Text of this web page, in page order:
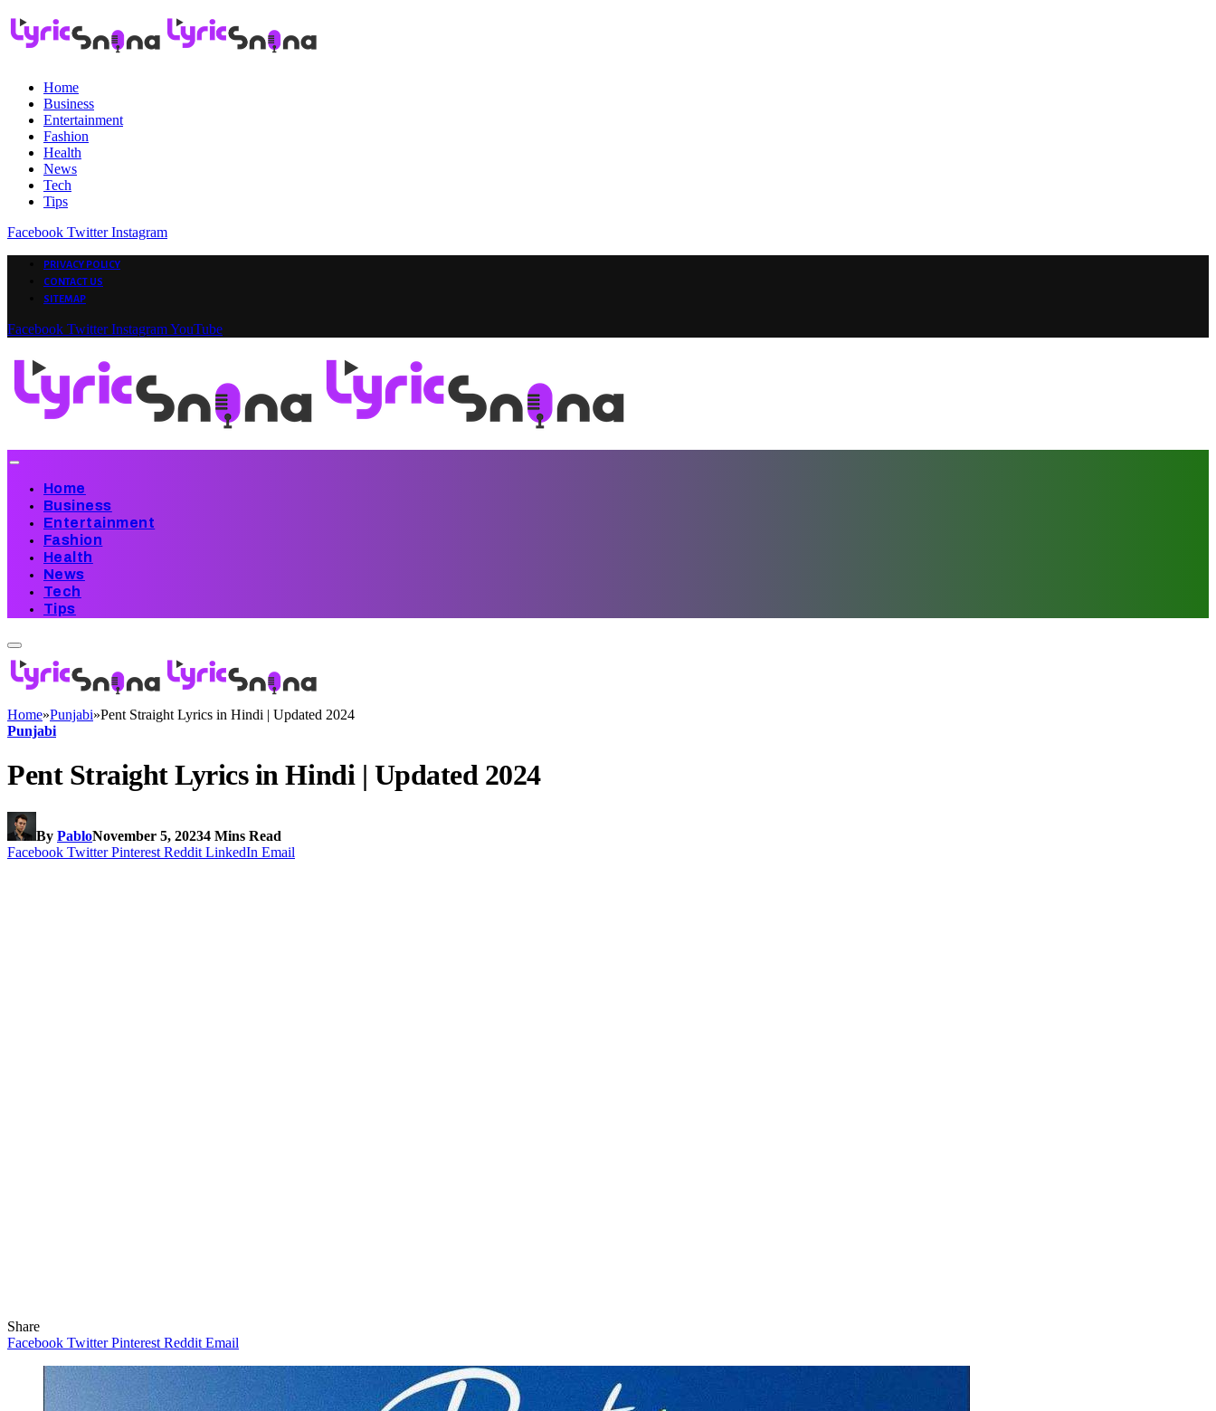
Home
Business
Entertainment
Fashion
Health
News
Tech
Tips
Facebook Twitter Instagram
PRIVACY POLICY
CONTACT US
SITEMAP
Facebook Twitter InstagramYouTube
Home
Business
Entertainment
Fashion
Health
News
Tech
Tips
Home»Punjabi»Pent Straight Lyrics in Hindi | Updated 2024
Punjabi
Pent Straight Lyrics in Hindi | Updated 2024
By PabloNovember 5, 20234 Mins Read
Facebook Twitter Pinterest Reddit LinkedIn Email
Share
Facebook Twitter Pinterest Reddit Email